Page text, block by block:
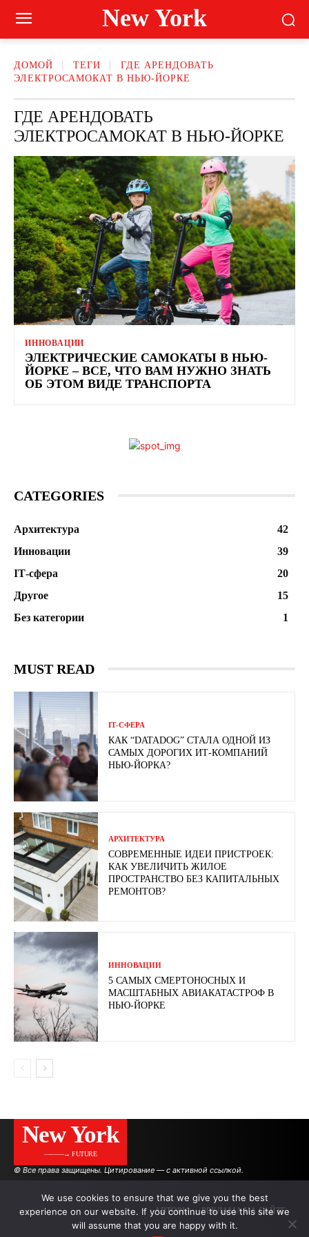
New York
ДОМОЙ ТЕГИ
ГДЕ АРЕНДОВАТЬ
ЭЛЕКТРОСАМОКАТ В НЬЮ-ЙОРКЕ
ГДЕ АРЕНДОВАТЬ
ЭЛЕКТРОСАМОКАТ В НЬЮ-ЙОРКЕ
ИННОВАЦИИ
ЭЛЕКТРИЧЕСКИЕ САМОКАТЫ В НЬЮ-
ЙОРКЕ – ВСЕ, ЧТО ВАМ НУЖНО ЗНАТЬ
ОБ ЭТОМ ВИДЕ ТРАНСПОРТА
CATEGORIES
Архитектура
42
Инновации
39
ІТ-сфера
20
Другое
15
Без категории
1
MUST READ
ІТ-СФЕРА
КАК “DATADOG” СТАЛА ОДНОЙ ИЗ
САМЫХ ДОРОГИХ ИТ-КОМПАНИЙ
НЬЮ-ЙОРКА?
АРХИТЕКТУРА
СОВРЕМЕННЫЕ ИДЕИ ПРИСТРОЕК:
КАК УВЕЛИЧИТЬ ЖИЛОЕ
ПРОСТРАНСТВО БЕЗ КАПИТАЛЬНЫХ
РЕМОНТОВ?
ИННОВАЦИИ
5 САМЫХ СМЕРТОНОСНЫХ И
МАСШТАБНЫХ АВИАКАТАСТРОФ В
НЬЮ-ЙОРКЕ
New York
———→ FUTURE
© Все права защищены. Цитирование — с активной ссылкой.
АВТОРЫ РЕКЛАМА НА САЙТЕ
We use cookies to ensure that we give you the best
experience on our website. If you continue to use this site we
will assume that you are happy with it.